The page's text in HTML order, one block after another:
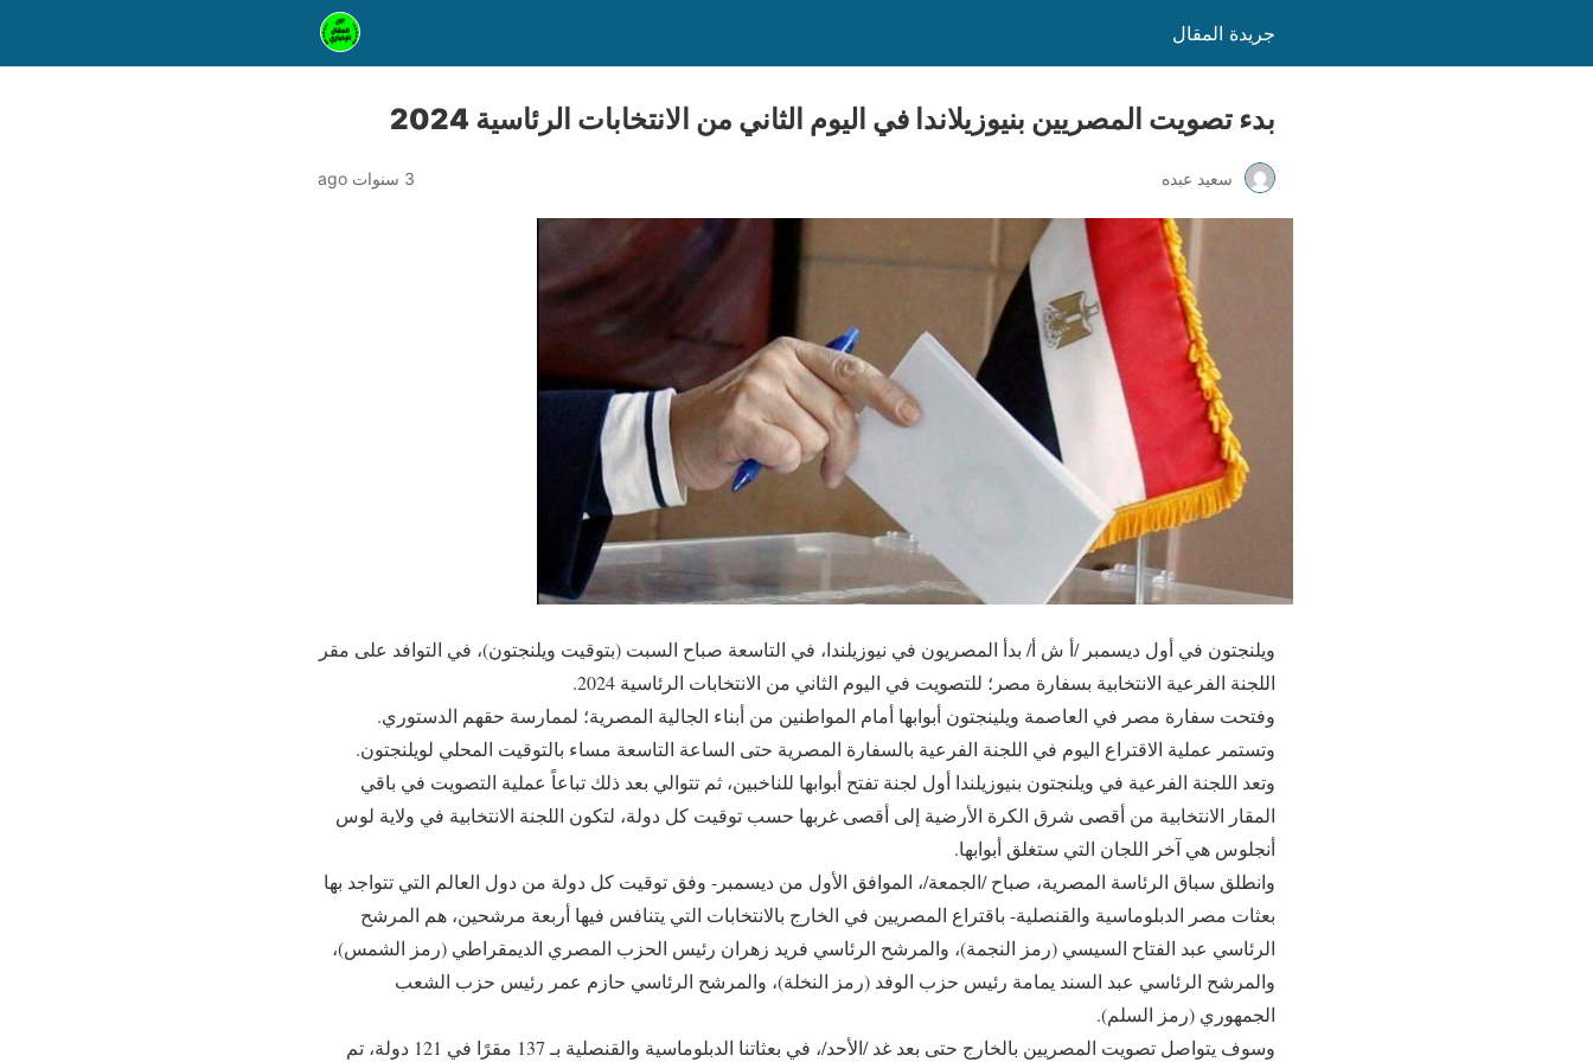
جريدة المقال
بدء تصويت المصريين بنيوزيلاندا في اليوم الثاني من الانتخابات الرئاسية 2024
سعيد عبده 3 سنوات ago
ويلنجتون في أول ديسمبر /أ ش أ/ بدأ المصريون في نيوزيلندا، في التاسعة صباح السبت (بتوقيت ويلنجتون)، في التوافد على مقر
اللجنة الفرعية الانتخابية بسفارة مصر؛ للتصويت في اليوم الثاني من الانتخابات الرئاسية 2024.
وفتحت سفارة مصر في العاصمة ويلينجتون أبوابها أمام المواطنين من أبناء الجالية المصرية؛ لممارسة حقهم الدستوري.
وتستمر عملية الاقتراع اليوم في اللجنة الفرعية بالسفارة المصرية حتى الساعة التاسعة مساء بالتوقيت المحلي لويلنجتون.
وتعد اللجنة الفرعية في ويلنجتون بنيوزيلندا أول لجنة تفتح أبوابها للناخبين، ثم تتوالي بعد ذلك تباعاً عملية التصويت في باقي
المقار الانتخابية من أقصى شرق الكرة الأرضية إلى أقصى غربها حسب توقيت كل دولة، لتكون اللجنة الانتخابية في ولاية لوس
أنجلوس هي آخر اللجان التي ستغلق أبوابها.
وانطلق سباق الرئاسة المصرية، صباح /الجمعة/، الموافق الأول من ديسمبر- وفق توقيت كل دولة من دول العالم التي تتواجد بها
بعثات مصر الدبلوماسية والقنصلية- باقتراع المصريين في الخارج بالانتخابات التي يتنافس فيها أربعة مرشحين، هم المرشح
الرئاسي عبد الفتاح السيسي (رمز النجمة)، والمرشح الرئاسي فريد زهران رئيس الحزب المصري الديمقراطي (رمز الشمس)،
والمرشح الرئاسي عبد السند يمامة رئيس حزب الوفد (رمز النخلة)، والمرشح الرئاسي حازم عمر رئيس حزب الشعب
الجمهوري (رمز السلم).
وسوف يتواصل تصويت المصريين بالخارج حتى بعد غد /الأحد/، في بعثاتنا الدبلوماسية والقنصلية بـ 137 مقرًا في 121 دولة، تم